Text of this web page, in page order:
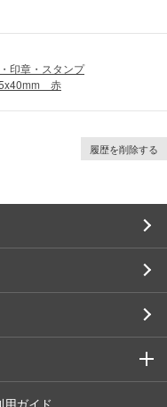
印章・スタンプ
赤
履歴を削除する
用ガイド